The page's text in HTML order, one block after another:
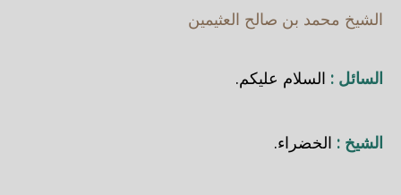
الشيخ محمد بن صالح العثيمين
السائل : السلام عليكم.
الشيخ : الخضراء.